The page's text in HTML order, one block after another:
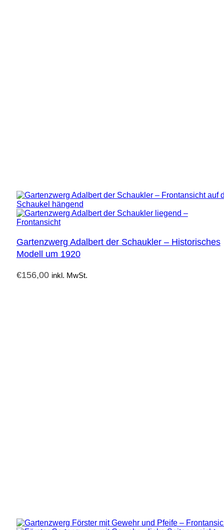
Gartenzwerg Adalbert der Schaukler – Historisches
Modell um 1920
€156,00 inkl. MwSt.